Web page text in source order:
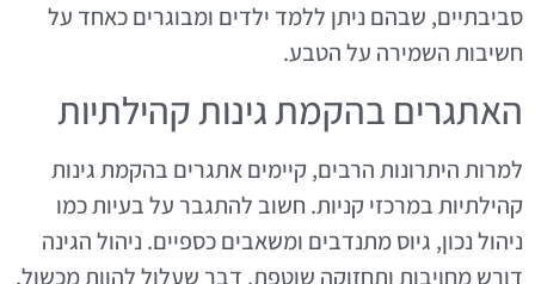
סביבתיים, שבהם ניתן ללמד ילדים ומבוגרים כאחד על
חשיבות השמירה על הטבע.
האתגרים בהקמת גינות קהילתיות
למרות היתרונות הרבים, קיימים אתגרים בהקמת גינות
קהילתיות במרכזי קניות. חשוב להתגבר על בעיות כמו
ניהול נכון, גיוס מתנדבים ומשאבים כספיים. ניהול הגינה
דורש מחויבות ותחזוקה שוטפת, דבר שעלול להוות מכשול.